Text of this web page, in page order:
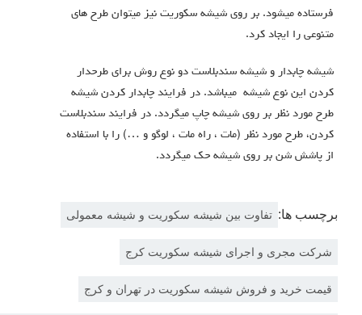
فرستاده میشود. بر روی شیشه سکوریت نیز میتوان طرح های
متنوعی را ایجاد کرد.
شیشه چابدار و شیشه سندبلاست دو نوع روش برای طرحدار
کردن این نوع شیشه میباشد. در فرایند چابدار کردن شیشه
طرح مورد نظر بر روی شیشه چاپ میگردد. در فرایند سندبلاست
کردن، طرح مورد نظر (مات ، راه مات ، لوگو و …) را با استفاده
از پاشش شن بر روی شیشه حک میگردد.
ها: تفاوت بین شیشه سکوریت و شیشه معمولی
شرکت مجری و اجرای شیشه سکوریت کرج
قیمت خرید و فروش شیشه سکوریت در تهران و کرج